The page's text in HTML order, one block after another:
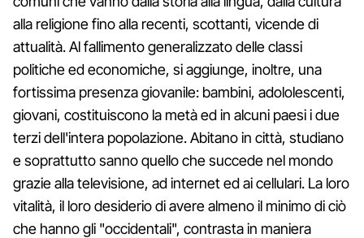
alla religione fino alla recenti, scottanti, vicende di
attualità. Al fallimento generalizzato delle classi
politiche ed economiche, si aggiunge, inoltre, una
fortissima presenza giovanile: bambini, adololescenti,
giovani, costituiscono la metà ed in alcuni paesi i due
terzi dell'intera popolazione. Abitano in città, studiano
e soprattutto sanno quello che succede nel mondo
grazie alla televisione, ad internet ed ai cellulari. La loro
vitalità, il loro desiderio di avere almeno il minimo di ciò
che hanno gli "occidentali", contrasta in maniera